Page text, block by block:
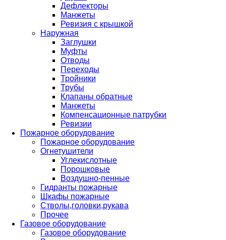
Дефлекторы
Манжеты
Ревизия с крышкой
Наружная
Заглушки
Муфты
Отводы
Переходы
Тройники
Трубы
Клапаны обратные
Манжеты
Компенсационные патрубки
Ревизии
Пожарное оборудование
Пожарное оборудование
Огнетушители
Углекислотные
Порошковые
Воздушно-пенные
Гидранты пожарные
Шкафы пожарные
Стволы,головки,рукава
Прочее
Газовое оборудование
Газовое оборудование